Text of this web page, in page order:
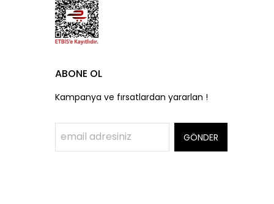
ABONE OL
Kampanya ve fırsatlardan yararlan !
GÖNDER